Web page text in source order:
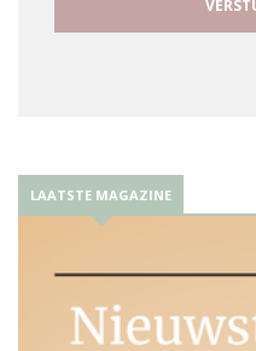
LAATSTE MAGAZINE